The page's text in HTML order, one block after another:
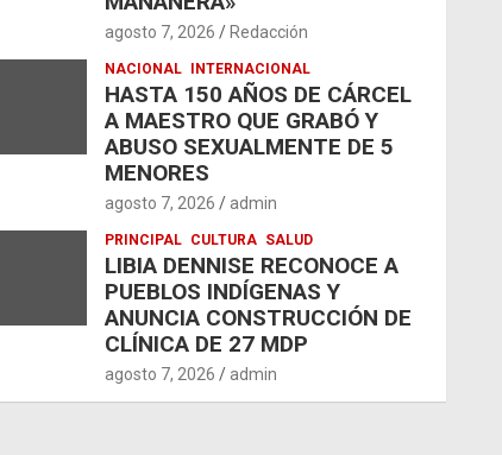
agosto 7, 2026 Redacción
NACIONAL INTERNACIONAL
HASTA 150 AÑOS DE CÁRCEL
A MAESTRO QUE GRABÓ Y
ABUSO SEXUALMENTE DE 5
MENORES
agosto 7, 2026 admin
PRINCIPAL CULTURA SALUD
LIBIA DENNISE RECONOCE A
PUEBLOS INDÍGENAS Y
ANUNCIA CONSTRUCCIÓN DE
CLÍNICA DE 27 MDP
agosto 7, 2026 admin